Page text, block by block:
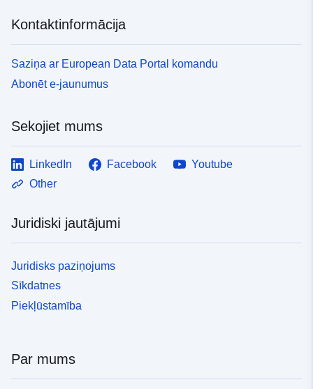
Kontaktinformācija
Saziņa ar European Data Portal komandu
Abonēt e-jaunumus
Sekojiet mums
LinkedIn Facebook
Youtube
Other
Juridiski jautājumi
Juridisks paziņojums
Sīkdatnes
Piekļūstamība
Par mums